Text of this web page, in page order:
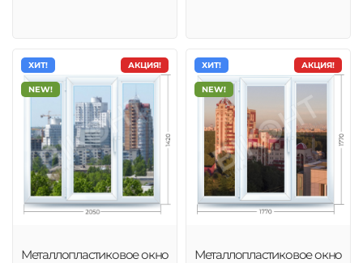
АКЦИЯ!
ХИТ!
NEW!
Металлопластиковое окно
АКЦИЯ!
ХИТ!
NEW!
Металлопластиковое окно